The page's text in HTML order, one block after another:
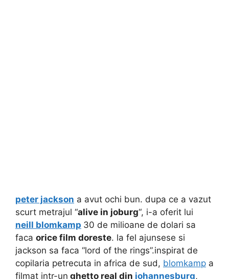
peter jackson a avut ochi bun. dupa ce a vazut
scurt metrajul “alive in joburg“, i-a oferit lui
neill blomkamp 30 de milioane de dolari sa
faca orice film doreste. la fel ajunsese si
jackson sa faca “lord of the rings”.inspirat de
copilaria petrecuta in africa de sud, blomkamp a
filmat intr-un ghetto real din johannesburg,